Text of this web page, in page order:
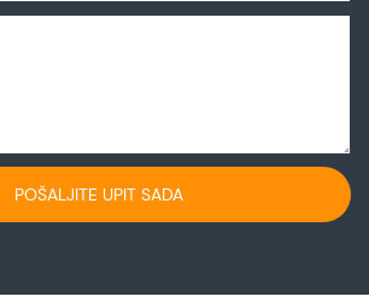
POŠALJITE UPIT SADA